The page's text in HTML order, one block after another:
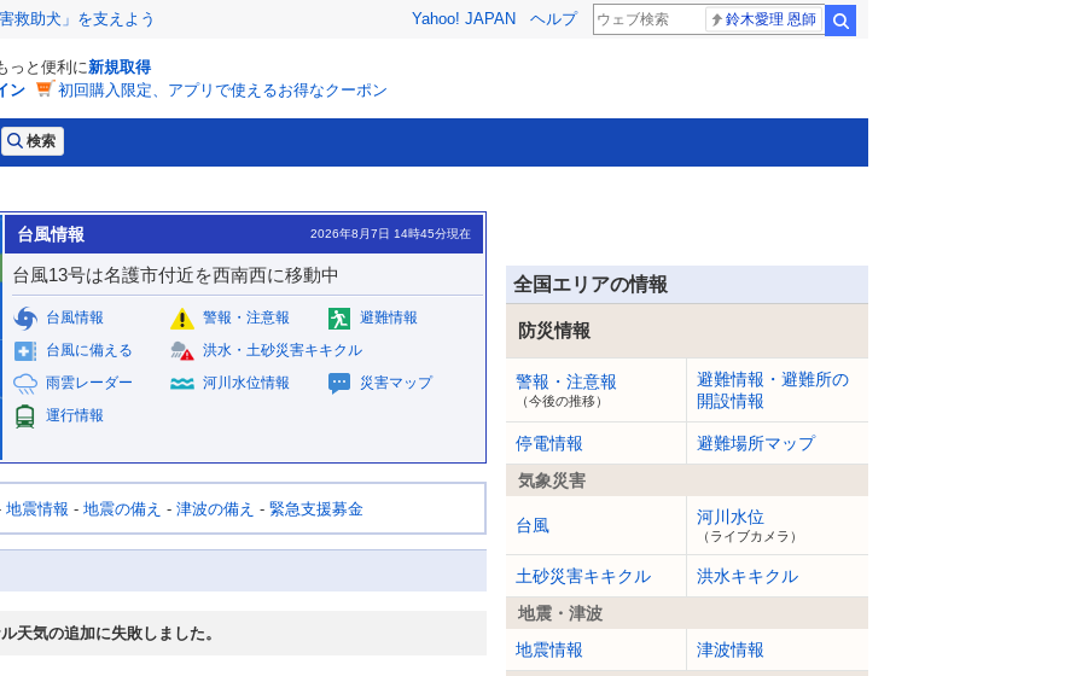
救助犬」を支えよう Yahoo! JAPAN ヘルプ 鈴木愛理 恩師
っと便利に新規取得
ン
初回購入限定、アプリで使えるお得なクーポン
台風情報 2026年8月7日 14時45分現在
台風13号は名護市付近を西南西に移動中
台風情報 警報・注意報
避難情報
台風に備える
洪水・土砂災害キキクル
雨雲レーダー
河川水位情報
災害マップ
運行情報
地震情報 - 地震の備え - 津波の備え - 緊急支援募金
天気の追加に失敗しました。
全国エリアの情報
防災情報
警報・注意報
（今後の推移）
避難情報・避難所の
開設情報
停電情報
避難場所マップ
気象災害
台風 河川水位
（ライブカメラ）
土砂災害キキクル
洪水キキクル
地震・津波
地震情報
津波情報